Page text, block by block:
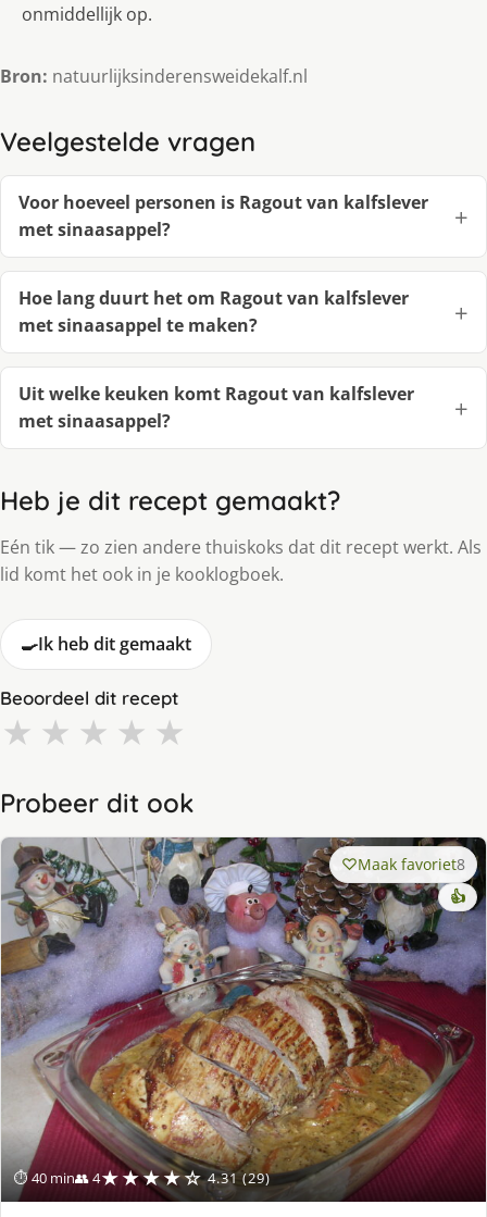
onmiddellijk op.
Bron: natuurlijksinderensweidekalf.nl
Veelgestelde vragen
Voor hoeveel personen is Ragout van kalfslever
met sinaasappel?
Hoe lang duurt het om Ragout van kalfslever
met sinaasappel te maken?
Uit welke keuken komt Ragout van kalfslever
met sinaasappel?
Heb je dit recept gemaakt?
Eén tik — zo zien andere thuiskoks dat dit recept werkt. Als
lid komt het ook in je kooklogboek.
🍳Ik heb dit gemaakt
Beoordeel dit recept
★ ★ ★ ★ ★
Probeer dit ook
⏱ 40 min👥 4★★★★☆ 4.31 (29)
Maak favoriet8
👍